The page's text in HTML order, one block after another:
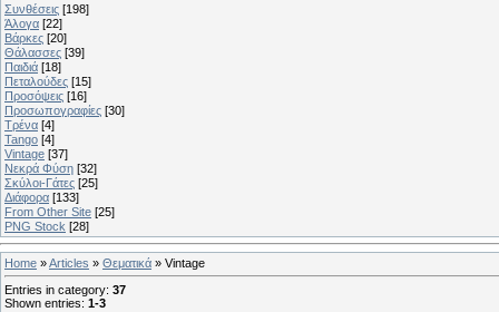
Συνθέσεις [198]
Άλογα [22]
Βάρκες [20]
Θάλασσες [39]
Παιδιά [18]
Πεταλούδες [15]
Προσόψεις [16]
Προσωπογραφίες [30]
Τρένα [4]
Tango [4]
Vintage [37]
Νεκρά Φύση [32]
Σκύλοι-Γάτες [25]
Διάφορα [133]
From Other Site [25]
PNG Stock [28]
Home »Articles » Θεματικά » Vintage
Entries in category: 37
Shown entries: 1-3